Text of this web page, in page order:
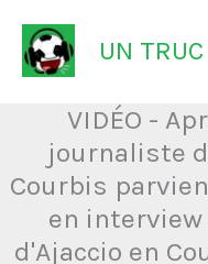
Aller
au
contenu
UN
VIDÉO -
journaliste
Courbis
en
d'Ajaccio en